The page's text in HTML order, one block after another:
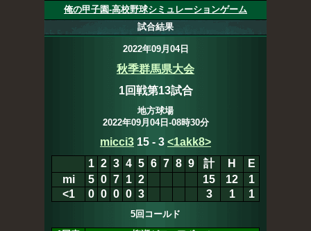
俺の甲子園-高校野球シミュレーションゲーム
試合結果
2022年09月04日
秋季群馬県大会
1回戦第13試合
地方球場
2022年09月04日-08時30分
micci3 15 - 3 <1akk8>
1 2 3 4 5 6 7 8 9 計 H
E
mi
5 0 7 1 2 15 12
1
<1
0 0 0 0 3 3 1 1
5回コールド